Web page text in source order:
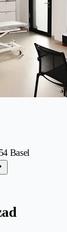
Basel